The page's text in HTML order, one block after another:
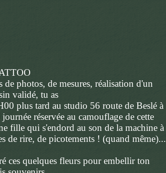
de photos, de mesures, réalisation d'un
validé, tu as
plus tard au studio 56 route de Beslé à
réservée au camouflage de cette
fille qui s'endord au son de la machine à
de rire, de picotements ! (quand même)...
ces quelques fleurs pour embellir ton